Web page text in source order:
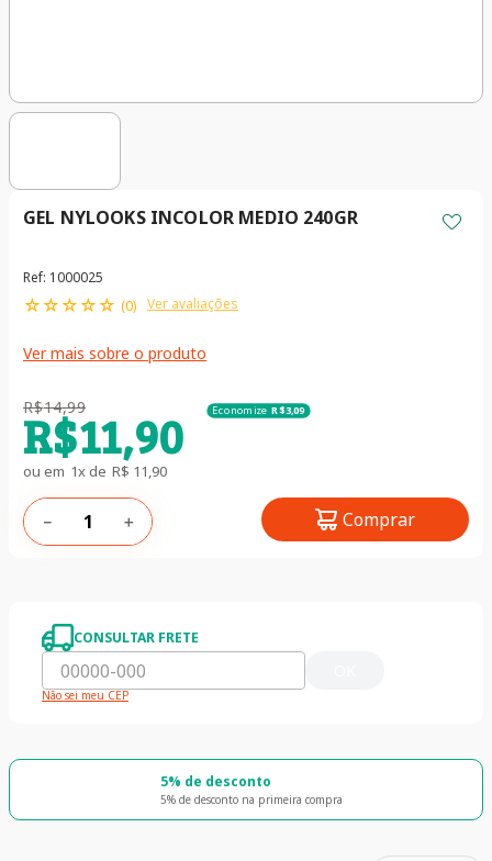
GEL NYLOOKS INCOLOR MEDIO 240GR
Ref: 1000025
☆☆☆☆☆ (0) Ver avaliações
Ver mais sobre o produto
R$14,99 Economize R$3,09
R$11,90
ou em 1x de R$ 11,90
＋
－ Comprar
CONSULTAR FRETE
Não sei meu CEP
5% de desconto
5% de desconto na primeira compra